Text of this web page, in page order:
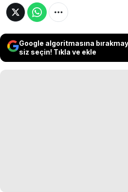
Google algoritmasına
siz seçin! Tıkla ve ekle